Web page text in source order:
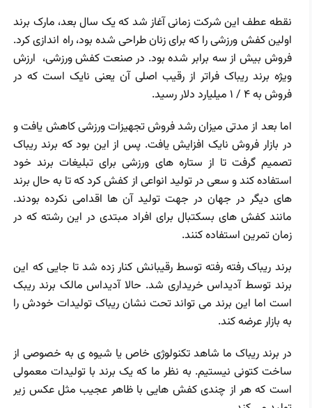
نقطه عطف این شرکت زمانی آغاز شد که یک سال بعد، مارک برند
اولین کفش ورزشی را که برای زنان طراحی شده‌ بود، راه ‌اندازی کرد.
فروش بیش از سه برابر شده بود. در صنعت کفش ورزشی، ارزش
ویژه برند ریباک فراتر از رقیب اصلی آن یعنی نایک است که در
فروش به ۴ / ۱ میلیارد دلار رسید.
اما بعد از مدتی میزان رشد فروش تجهیزات ورزشی کاهش یافت و
در بازار فروش نایک افزایش یافت. پس از این بود که برند ریباک
تصمیم گرفت تا از ستاره های ورزشی برای تبلیغات برند خود
استفاده کند و سعی در تولید انواعی از کفش کرد که تا به حال برند
های دیگر در جهان در جهت تولید آن ها اقدامی نکرده بودند.
مانند کفش های بسکتبال برای افراد مبتدی در این رشته که در
زمان تمرین استفاده کنند.
برند ریباک رفته رفته توسط رقیبانش کنار زده شد تا جایی که این
برند توسط آدیداس خریداری شد. حالا آدیداس مالک برند ریبک
است اما این برند می تواند تحت نشان ریباک تولیدات خودش را
به بازار عرضه کند.
در برند ریباک ما شاهد تکنولوژی خاص یا شیوه ی به خصوصی از
ساخت کتونی نیستیم. به نظر ما که یک برند با تولیدات معمولی
است که هر از چندی کفش هایی با ظاهر عجیب مثل عکس زیر